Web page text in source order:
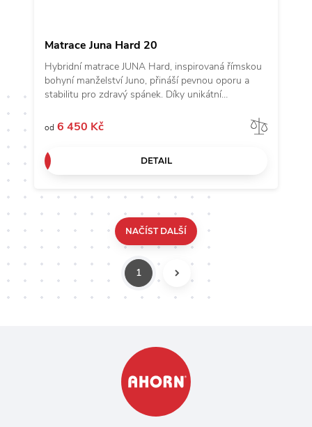
Matrace Juna Hard 20
Hybridní matrace JUNA Hard, inspirovaná římskou
bohyní manželství Juno, přináší pevnou oporu a
stabilitu pro zdravý spánek. Díky unikátní
přizpůsobení a optimální podporu těla. Tato
varianta je ideální pro ty, kteří preferují tužší ležení a
potřebují maximální stabilitu během spánku. JUNA
Hard není jen matrace, ale investice do kvalitního
od 6 450 Kč
DETAIL
NAČÍST DALŠÍ
1